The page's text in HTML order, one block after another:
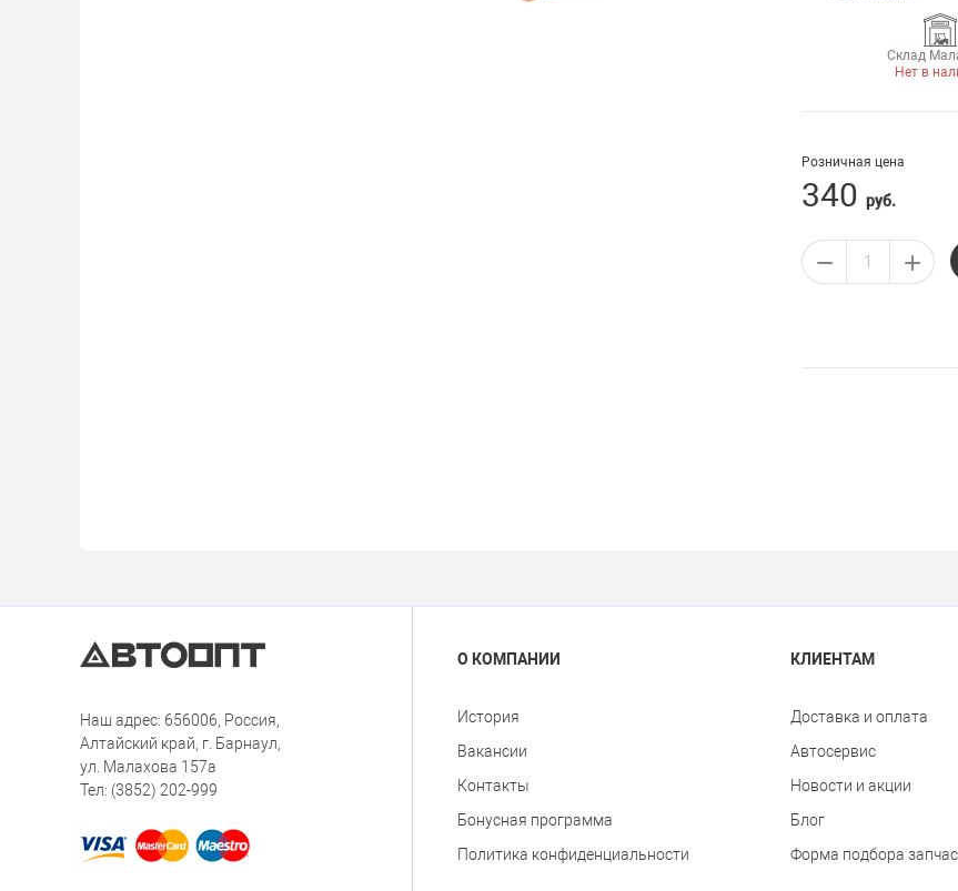
Склад
Нет в
Розничная цена
340 руб.
Наш адрес: 656006, Россия,
Алтайский край, г. Барнаул,
ул. Малахова 157а
Тел: (3852) 202-999
О КОМПАНИИ
История
Вакансии
Контакты
Бонусная программа
Политика конфиденциальности
КЛИЕНТАМ
Доставка и оплата
Автосервис
Новости и акции
Блог
Форма подбора